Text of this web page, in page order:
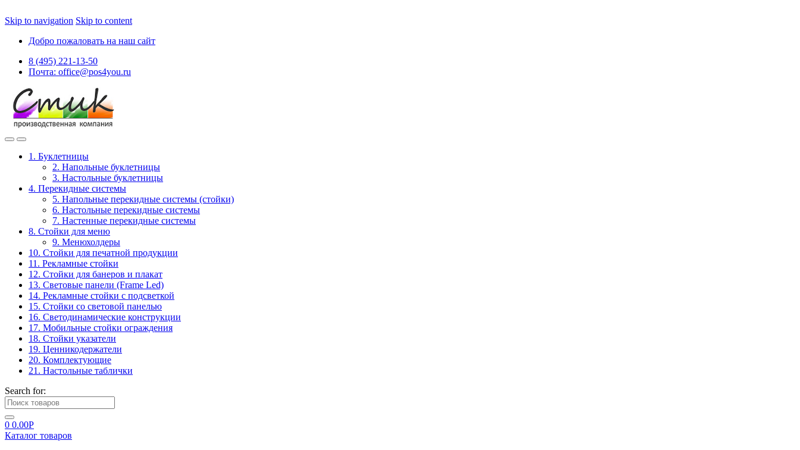
Skip to navigation Skip to content
Добро пожаловать на наш сайт
8 (495) 221-13-50
Почта: office@pos4you.ru
1. Буклетницы
2. Напольные буклетницы
3. Настольные буклетницы
4. Перекидные системы
5. Напольные перекидные системы (стойки)
6. Настольные перекидные системы
7. Настенные перекидные системы
8. Стойки для меню
9. Менюхолдеры
10. Стойки для печатной продукции
11. Рекламные стойки
12. Стойки для банеров и плакат
13. Световые панели (Frame Led)
14. Рекламные стойки с подсветкой
15. Стойки со световой панелью
16. Светодинамические конструкции
17. Мобильные стойки ограждения
18. Стойки указатели
19. Ценникодержатели
20. Комплектующие
21. Настольные таблички
Search for:
0 0.00Р
Каталог товаров